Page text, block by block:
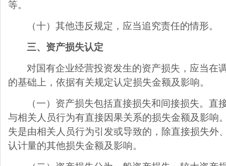
等。
（十）其他违反规定，应当追究责任的情形。
三、资产损失认定
对国有企业经营投资发生的资产损失，应当在
的基础上，依据有关规定认定损失金额及影响。
（一）资产损失包括直接损失和间接损失。直
与相关人员行为有直接因果关系的损失金额及影响
失是由相关人员行为引发或导致的，除直接损失外
认计量的其他损失金额及影响。